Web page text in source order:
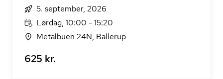
5. september, 2026
Lørdag, 10:00 - 15:20
Metalbuen 24N, Ballerup
625 kr.